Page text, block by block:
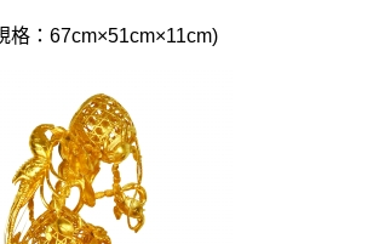
格：67cm×51cm×11cm)